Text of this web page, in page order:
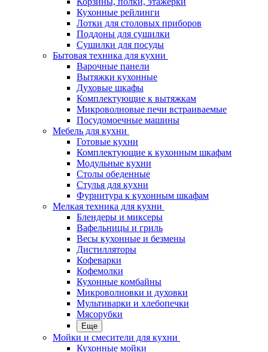
Кухонные рейлинги
Лотки для столовых приборов
Поддоны для сушилки
Сушилки для посуды
Бытовая техника для кухни
Варочные панели
Вытяжки кухонные
Духовые шкафы
Комплектующие к вытяжкам
Микроволновые печи встраиваемые
Посудомоечные машины
Мебель для кухни
Готовые кухни
Комплектующие к кухонным шкафам
Модульные кухни
Столы обеденные
Стулья для кухни
Фурнитура к кухонным шкафам
Мелкая техника для кухни
Блендеры и миксеры
Вафельницы и гриль
Весы кухонные и безмены
Дистилляторы
Кофеварки
Кофемолки
Кухонные комбайны
Микроволновки и духовки
Мультиварки и хлебопечки
Мясорубки
Еще
Мойки и смесители для кухни
Кухонные мойки